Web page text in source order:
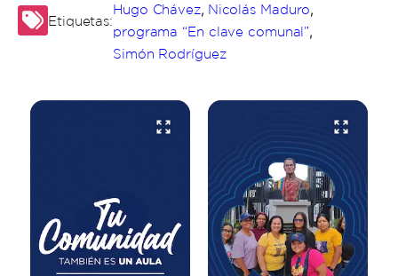
Etiquetas:
Hugo Chávez, Nicolás Maduro,
programa “En clave comunal”,
Simón Rodríguez